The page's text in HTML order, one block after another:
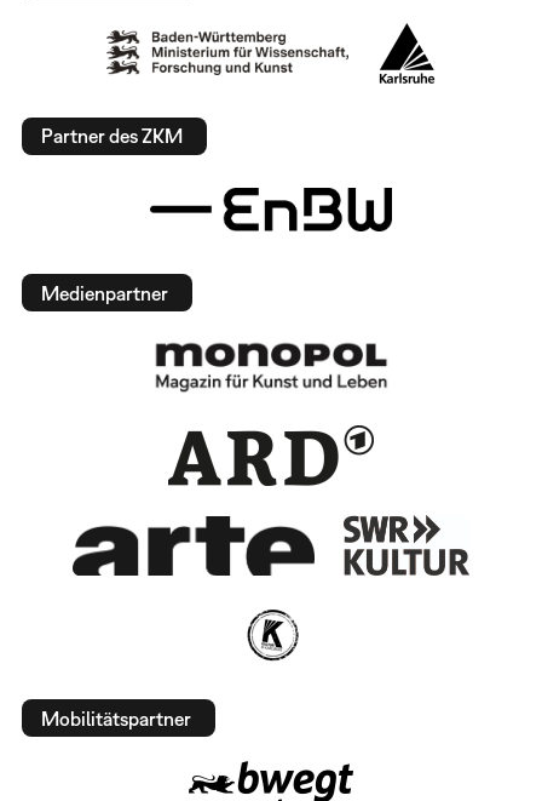
Partner des ZKM
Medienpartner
Mobilitätspartner